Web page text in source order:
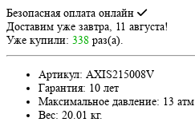
Безопасная оплата онлайн
Доставим уже завтра, 11 августа!
Уже купили: 338 раз(a).
Артикул: AXIS215008V
Гарантия: 10 лет
Максимальное давление: 13 атм
Вес: 20.01 кг.